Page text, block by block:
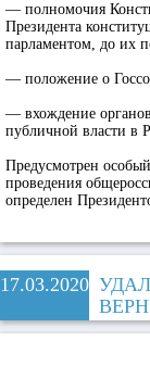
— полномочия
Президента
парламентом, до их
— положение о
— вхождение
публичной власти в
Предусмотрен
проведения
определен
17.03.2020